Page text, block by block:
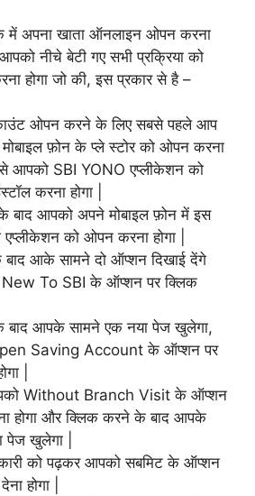
अपना खाता ऑनलाइन ओपन करना
नीचे बेटी गए सभी प्रक्रिया को
होगा जो की, इस प्रकार से है –
ओपन करने के लिए सबसे पहले आप
फ़ोन के प्ले स्टोर को ओपन करना
से आपको SBI YONO एप्लीकेशन को
करना होगा |
बाद आपको अपने मोबाइल फ़ोन में इस
एप्लीकेशन को ओपन करना होगा |
आके सामने दो ऑप्शन दिखाई देंगे
To SBI के ऑप्शन पर क्लिक
आपके सामने एक नया पेज खुलेगा,
Saving Account के ऑप्शन पर
|
Without Branch Visit के ऑप्शन
होगा और क्लिक करने के बाद आपके
पेज खुलेगा |
को पढ़कर आपको सबमिट के ऑप्शन
होगा |